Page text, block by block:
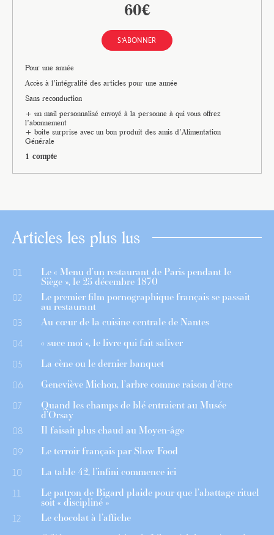
60€
S'ABONNER
Pour une année
Accès à l’intégralité des articles pour une année
Sans reconduction
+ un mail personnalisé envoyé à la personne à qui vous offrez
l’abonnement
+ boite surprise avec un bon produit des amis d’Alimentation
Générale
1 compte
Articles les plus lus
01 Le « Menu d’un restaurant de Paris pendant le
Siège », le 25 décembre 1870
02 Le premier film pornographique français se passait
au restaurant
03 Au cœur de la cuisine centrale de Nantes
04 « suce moi », le livre qui fait saliver
05 La cène ou le dernier banquet
06 Geneviève Michon, l’arbre comme raison d’être
07 Quand les champs de blé entraient au Musée
d’Orsay
08 Il faisait plus chaud au Moyen-âge
09 Le terroir français par Slow Food
10 La table 42, l’infini commence ici
11 Le patron de Bigard plaide pour que l’abattage rituel
soit « discipliné »
12 Le chocolat à l’affiche